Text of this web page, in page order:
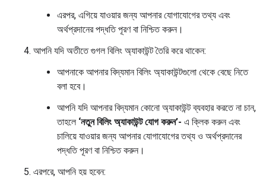
এরপর, এগিয়ে যাওয়ার জন্য আপনার যোগাযোগের তথ্য এবং
অর্থপ্রদানের পদ্ধতি পূরণ বা নিশ্চিত করুন।
আপনি যদি অতীতে গুগল বিলিং অ্যাকাউন্ট তৈরি করে থাকেন:
আপনাকে আপনার বিদ্যমান বিলিং অ্যাকাউন্টগুলো থেকে বেছে নিতে
বলা হবে।
আপনি যদি আপনার বিদ্যমান কোনো অ্যাকাউন্ট ব্যবহার করতে না চান,
তাহলে ‘নতুন বিলিং অ্যাকাউন্ট যোগ করুন’- এ ক্লিক করুন এবং
চালিয়ে যাওয়ার জন্য আপনার যোগাযোগের তথ্য ও অর্থপ্রদানের
পদ্ধতি পূরণ বা নিশ্চিত করুন।
এরপরে, আপনি হয় হবেন: